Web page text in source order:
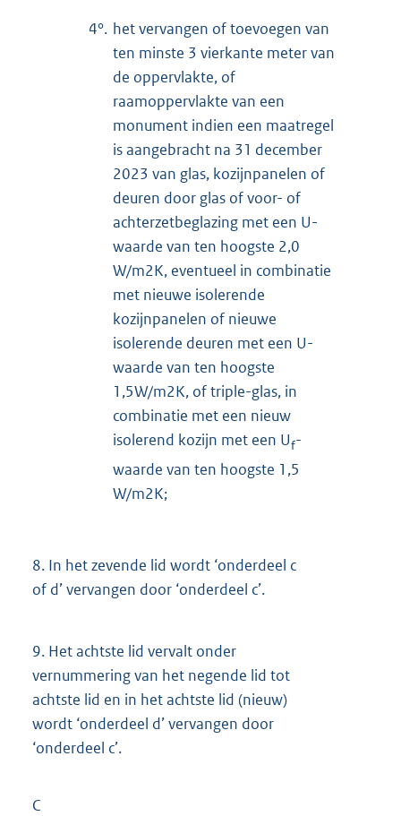
4°. het vervangen of toevoegen van
ten minste 3 vierkante meter van
de oppervlakte, of
raamoppervlakte van een
monument indien een maatregel
is aangebracht na 31 december
2023 van glas, kozijnpanelen of
deuren door glas of voor- of
achterzetbeglazing met een U-
waarde van ten hoogste 2,0
W/m2K, eventueel in combinatie
met nieuwe isolerende
kozijnpanelen of nieuwe
isolerende deuren met een U-
waarde van ten hoogste
1,5W/m2K, of triple-glas, in
combinatie met een nieuw
isolerend kozijn met een Uf-
waarde van ten hoogste 1,5
W/m2K;
8. In het zevende lid wordt ‘onderdeel c
of d’ vervangen door ‘onderdeel c’.
9. Het achtste lid vervalt onder
vernummering van het negende lid tot
achtste lid en in het achtste lid (nieuw)
wordt ‘onderdeel d’ vervangen door
‘onderdeel c’.
C